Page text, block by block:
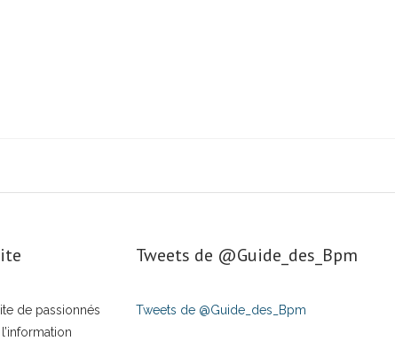
de passionnés
Tweets de ‎@Guide_des_Bpm
Tweets de @Guide_des_Bpm